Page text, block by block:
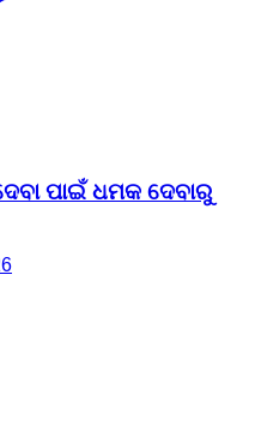
ପାଇଁ ଧମକ ଦେବାରୁ